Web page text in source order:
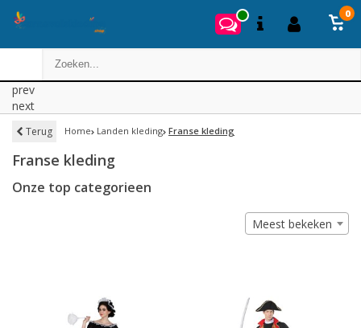
0
prev
next
Terug Home Landen kleding Franse kleding
Franse kleding
Onze top categorieen
Meest bekeken